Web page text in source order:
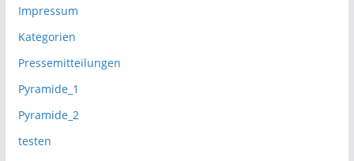
Impressum
Kategorien
Pressemitteilungen
Pyramide_1
Pyramide_2
testen